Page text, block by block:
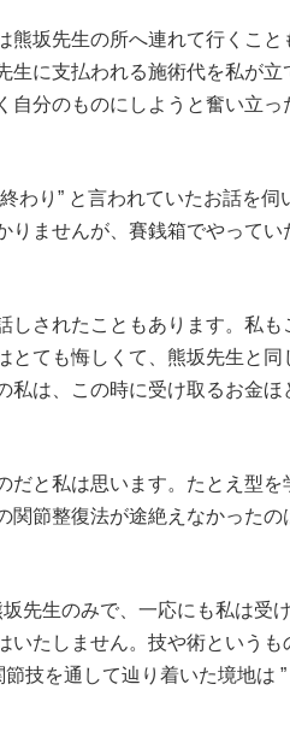
坂先生の所へ連れて行くこと
に支払われる施術代を私が立
分のものにしようと奮い立っ
わり” と言われていたお話を伺
ませんが、賽銭箱でやってい
されたこともあります。私も
ても悔しくて、熊坂先生と同
は、この時に受け取るお金ほ
と私は思います。たとえ型を
節整復法が途絶えなかったの
先生のみで、一応にも私は受
たしません。技や術というも
技を通して辿り着いた境地は